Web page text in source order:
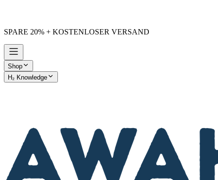
SPARE 20% + KOSTENLOSER VERSAND
Shop
H₂ Knowledge